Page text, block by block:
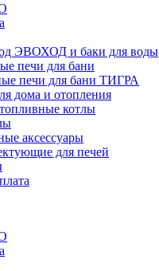
ЭВОХОД и баки для воды
печи для бани
печи для бани ТИГРА
дома и отопления
котлы
аксессуары
для печей